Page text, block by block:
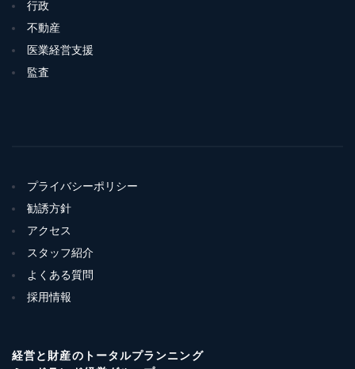
行政
不動産
医業経営支援
監査
プライバシーポリシー
勧誘方針
アクセス
スタッフ紹介
よくある質問
採用情報
経営と財産のトータルプランニング